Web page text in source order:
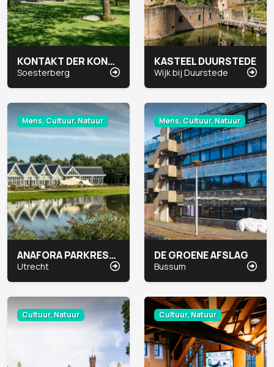
KONTAKT DER KONTINENTEN
Soesterberg
KASTEEL DUURSTEDE
Wijk bij Duurstede
Mens, Cultuur, Natuur
ANAFORA PARKRESTAURANT & EVENTS
Utrecht
Mens, Cultuur, Natuur
DE GROENE AFSLAG
Bussum
Cultuur, Natuur Cultuur, Natuur